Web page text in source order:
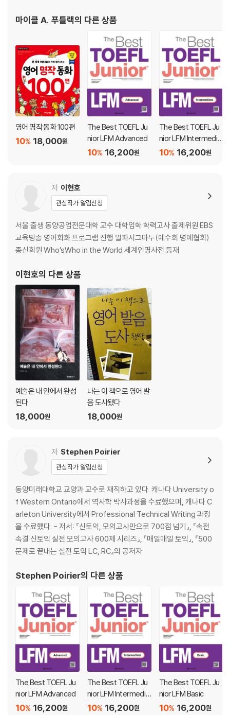
마이클 A. 푸틀랙의 다른 상품
영어 명작 동화 100편
18,000원
10%
The Best TOEFL Ju
nior LFM Advanced
16,200원
10%
The Best TOEFL Ju
nior LFM Intermedia
te
16,200원
10%
저 이현호
관심작가 알림신청
서울 출생 동양공업전문대학 교수 대학입학 학력고사 출제위원 EBS
교육방송 영어회화 프로그램 진행 알파시그마누(예수회 명예협회)
종신회원 Who’sWho in the World 세계인명사전 등재
이현호의 다른 상품
예술은 내 안에서 완성
된다
18,000원
나는 이 책으로 영어 발
음 도사됐다
18,000원
저 Stephen Poirier
관심작가 알림신청
동양미래대학교 교양과 교수로 재직하고 있다. 캐나다 University o
f Western Ontario에서 역사학 박사과정을 수료했으며, 캐나다 C
arleton University에서 Professional Technical Writing 과정
을 수료했다. - 저서: 『신토익, 모의고사만으로 700점 넘기』, 『속전
속결 신토익 실전 모의고사 600제 시리즈』, 『매일매일 토익』, 『500
문제로 끝내는 실전 토익 LC, RC』의 공저자
Stephen Poirier의 다른 상품
The Best TOEFL Ju
nior LFM Advanced
16,200원
10%
The Best TOEFL Ju
nior LFM Intermedia
te
16,200원
10%
The Best TOEFL Ju
nior LFM Basic
16,200원
10%